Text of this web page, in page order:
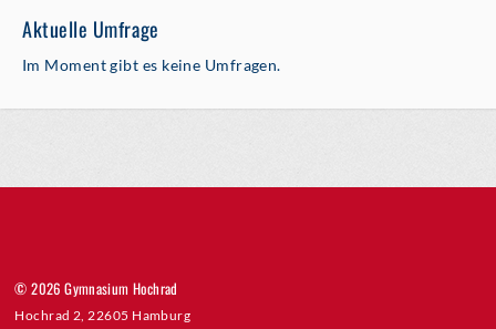
Aktuelle Umfrage
Im Moment gibt es keine Umfragen.
© 2026 Gymnasium Hochrad
Hochrad 2, 22605 Hamburg